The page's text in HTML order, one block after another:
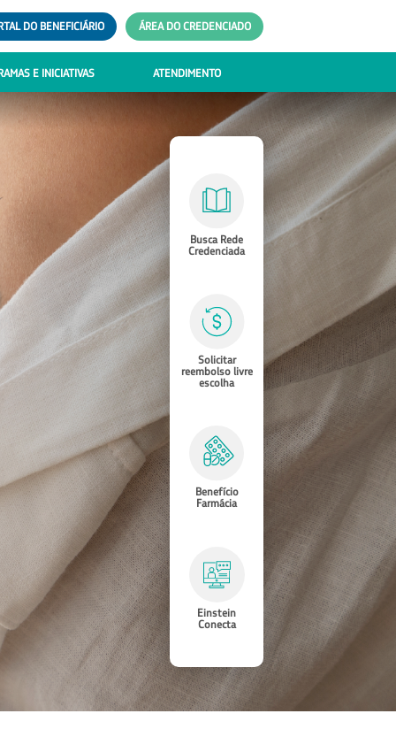
DO BENEFICIÁRIO ÁREA DO CREDENCIADO
E INICIATIVAS ATENDIMENTO
Busca Rede
Credenciada
Solicitar
reembolso livre
escolha
Benefício
Farmácia
Einstein
Conecta